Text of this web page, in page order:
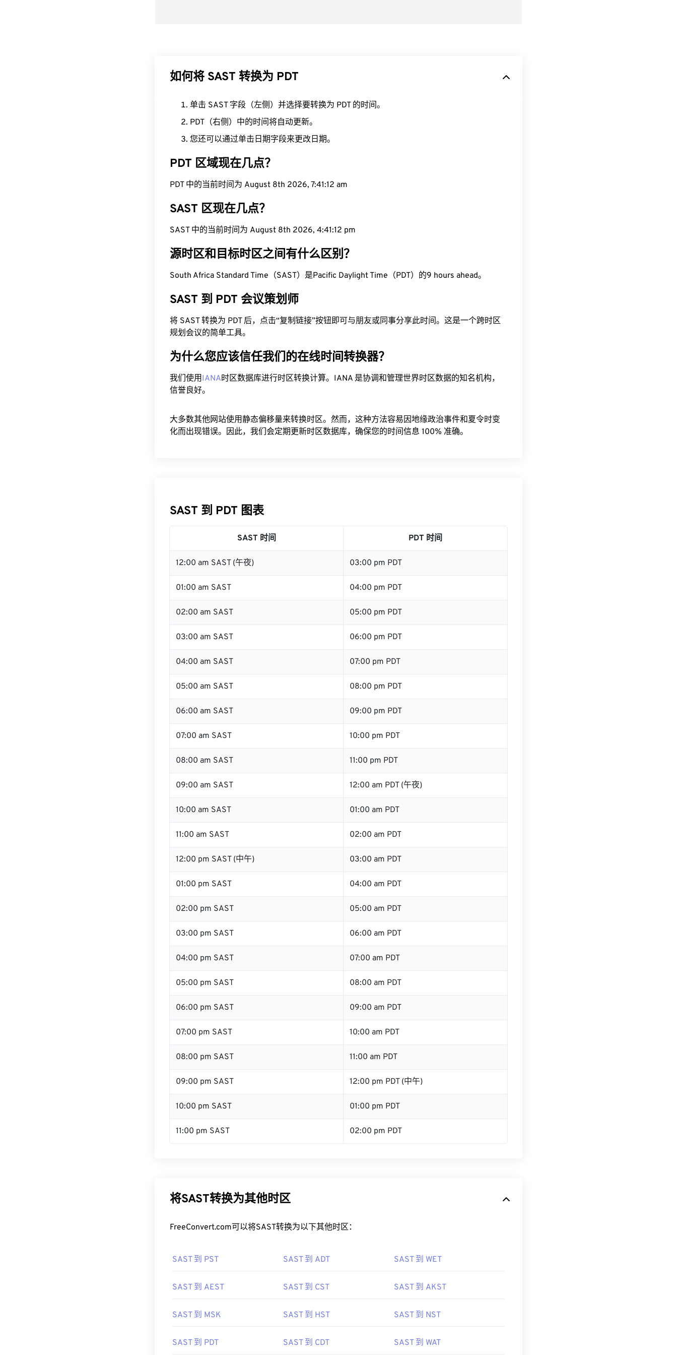
如何将 SAST 转换为 PDT
单击 SAST 字段（左侧）并选择要转换为 PDT 的时间。
PDT（右侧）中的时间将自动更新。
您还可以通过单击日期字段来更改日期。
PDT 区域现在几点？
PDT 中的当前时间为 August 8th 2026, 7:41:13 am
SAST 区现在几点？
SAST 中的当前时间为 August 8th 2026, 4:41:13 pm
源时区和目标时区之间有什么区别？
South Africa Standard Time（SAST）是Pacific Daylight Time（PDT）的9 hours ahead。
SAST 到 PDT 会议策划师
将 SAST 转换为 PDT 后，点击“复制链接”按钮即可与朋友或同事分享此时间。这是一个跨时区
规划会议的简单工具。
为什么您应该信任我们的在线时间转换器？
我们使用IANA时区数据库进行时区转换计算。IANA 是协调和管理世界时区数据的知名机构，
信誉良好。
大多数其他网站使用静态偏移量来转换时区。然而，这种方法容易因地缘政治事件和夏令时变
化而出现错误。因此，我们会定期更新时区数据库，确保您的时间信息 100% 准确。
SAST 到 PDT 图表
SAST 时间 PDT 时间
12:00 am SAST (午夜) 03:00 pm PDT
01:00 am SAST 04:00 pm PDT
02:00 am SAST 05:00 pm PDT
03:00 am SAST 06:00 pm PDT
04:00 am SAST 07:00 pm PDT
05:00 am SAST 08:00 pm PDT
06:00 am SAST 09:00 pm PDT
07:00 am SAST 10:00 pm PDT
08:00 am SAST 11:00 pm PDT
09:00 am SAST 12:00 am PDT (午夜)
10:00 am SAST 01:00 am PDT
11:00 am SAST 02:00 am PDT
12:00 pm SAST (中午) 03:00 am PDT
01:00 pm SAST 04:00 am PDT
02:00 pm SAST 05:00 am PDT
03:00 pm SAST 06:00 am PDT
04:00 pm SAST 07:00 am PDT
05:00 pm SAST 08:00 am PDT
06:00 pm SAST 09:00 am PDT
07:00 pm SAST 10:00 am PDT
08:00 pm SAST 11:00 am PDT
09:00 pm SAST 12:00 pm PDT (中午)
10:00 pm SAST 01:00 pm PDT
11:00 pm SAST 02:00 pm PDT
将SAST转换为其他时区
FreeConvert.com可以将SAST转换为以下其他时区：
SAST 到 PST SAST 到 ADT SAST 到 WET
SAST 到 AEST SAST 到 CST SAST 到 AKST
SAST 到 MSK SAST 到 HST SAST 到 NST
SAST 到 PDT SAST 到 CDT SAST 到 WAT